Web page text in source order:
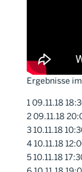
Ergebnisse
1 09.11.18
2 09.11.18
3 10.11.18
4 10.11.18
5 10.11.18